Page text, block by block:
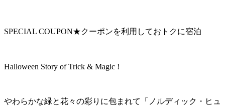
SPECIAL COUPON★クーポンを利用しておトクに宿泊
Halloween Story of Trick & Magic !
やわらかな緑と花々の彩りに包まれて「ノルディック・ヒュ